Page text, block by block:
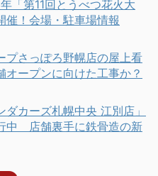
「第11回とうべつ花火大
催！会場・駐車場情報
プさっぽろ野幌店の屋上看
オープンに向けた工事か？
ダカーズ札幌中央 江別店」
中 店舗裏手に鉄骨造の新